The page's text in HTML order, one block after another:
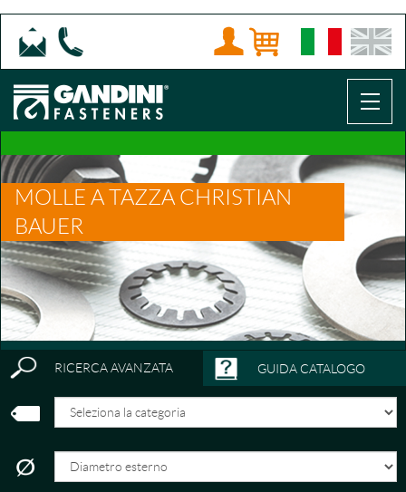
MOLLE A TAZZA CHRISTIAN
BAUER
RICERCA AVANZATA GUIDA CATALOGO